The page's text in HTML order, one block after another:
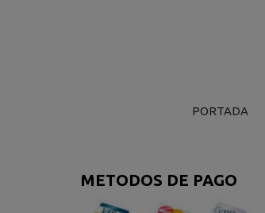
PORTADA
METODOS DE PAGO